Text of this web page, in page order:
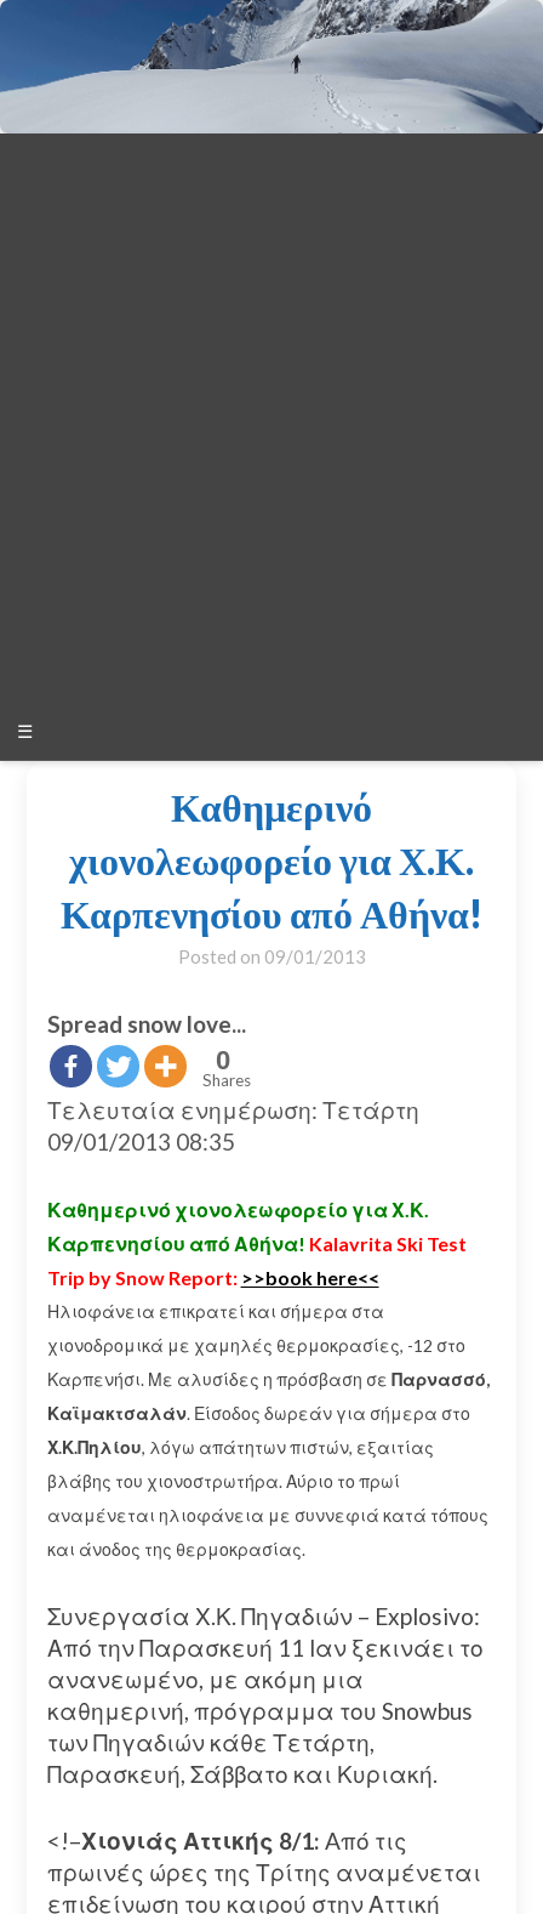
☰
Καθημερινό
χιονολεωφορείο για Χ.Κ.
Καρπενησίου από Αθήνα!
Posted on 09/01/2013
Spread snow love...
0
Shares
Τελευταία ενημέρωση: Τετάρτη
09/01/2013 08:35
Καθημερινό χιονολεωφορείο για Χ.Κ.
Καρπενησίου από Αθήνα! Kalavrita Ski Test
Trip by Snow Report: >>book here<<
Ηλιοφάνεια επικρατεί και σήμερα στα
χιονοδρομικά με χαμηλές θερμοκρασίες, -12 στο
Καρπενήσι. Με αλυσίδες η πρόσβαση σε Παρνασσό,
Καϊμακτσαλάν. Είσοδος δωρεάν για σήμερα στο
Χ.Κ.Πηλίου, λόγω απάτητων πιστών, εξαιτίας
βλάβης του χιονοστρωτήρα. Αύριο το πρωί
αναμένεται ηλιοφάνεια με συννεφιά κατά τόπους
και άνοδος της θερμοκρασίας.
Συνεργασία Χ.Κ. Πηγαδιών – Explosivo:
Από την Παρασκευή 11 Ιαν ξεκινάει το
ανανεωμένο, με ακόμη μια
καθημερινή, πρόγραμμα του Snowbus
των Πηγαδιών κάθε Τετάρτη,
Παρασκευή, Σάββατο και Κυριακή.
<!–Χιονιάς Αττικής 8/1: Aπό τις
πρωινές ώρες της Τρίτης αναμένεται
επιδείνωση του καιρού στην Αττική